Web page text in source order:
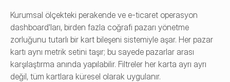
Kurumsal ölçekteki perakende ve e-ticaret operasyon
dashboard'ları, birden fazla coğrafi pazarı yönetme
zorluğunu tutarlı bir kart bileşeni sistemiyle aşar. Her pazar
kartı aynı metrik setini taşır; bu sayede pazarlar arası
karşılaştırma anında yapılabilir. Filtreler her karta ayrı ayrı
değil, tüm kartlara küresel olarak uygulanır.